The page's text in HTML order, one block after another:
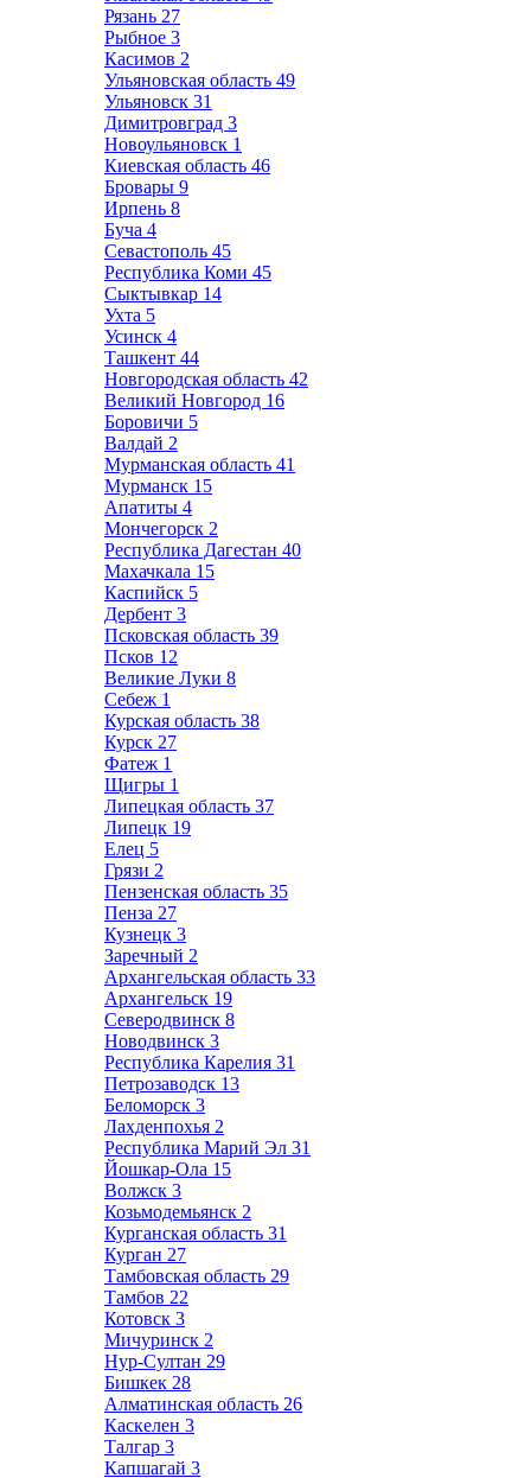
Рязань 27
Рыбное 3
Касимов 2
Ульяновская область 49
Ульяновск 31
Димитровград 3
Новоульяновск 1
Киевская область 46
Бровары 9
Ирпень 8
Буча 4
Севастополь 45
Республика Коми 45
Сыктывкар 14
Ухта 5
Усинск 4
Ташкент 44
Новгородская область 42
Великий Новгород 16
Боровичи 5
Валдай 2
Мурманская область 41
Мурманск 15
Апатиты 4
Мончегорск 2
Республика Дагестан 40
Махачкала 15
Каспийск 5
Дербент 3
Псковская область 39
Псков 12
Великие Луки 8
Себеж 1
Курская область 38
Курск 27
Фатеж 1
Щигры 1
Липецкая область 37
Липецк 19
Елец 5
Грязи 2
Пензенская область 35
Пенза 27
Кузнецк 3
Заречный 2
Архангельская область 33
Архангельск 19
Северодвинск 8
Новодвинск 3
Республика Карелия 31
Петрозаводск 13
Беломорск 3
Лахденпохья 2
Республика Марий Эл 31
Йошкар-Ола 15
Волжск 3
Козьмодемьянск 2
Курганская область 31
Курган 27
Тамбовская область 29
Тамбов 22
Котовск 3
Мичуринск 2
Нур-Султан 29
Бишкек 28
Алматинская область 26
Каскелен 3
Талгар 3
Капшагай 3